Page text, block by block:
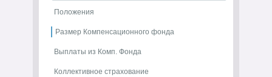
Положения
Размер Компенсационного фонда
Выплаты из Комп. Фонда
Коллективное страхование